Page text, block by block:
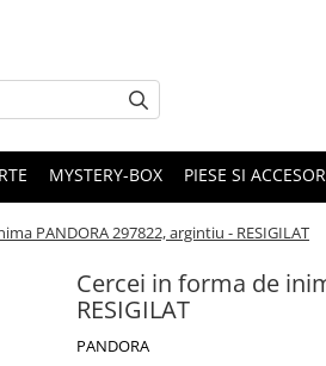
MYSTERY-BOX PIESE SI
PANDORA 297822, argintiu - RESIGILAT
Cercei in forma de
RESIGILAT
PANDORA